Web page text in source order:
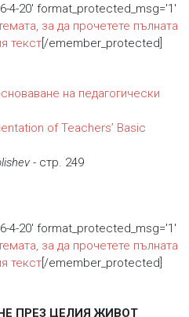
4-20' format_protected_msg='1'
за да прочетете пълната
текст[/emember_protected]
на педагогически
of Teachers’ Basic
- стр. 249
4-20' format_protected_msg='1'
за да прочетете пълната
текст[/emember_protected]
ПРЕЗ ЦЕЛИЯ ЖИВОТ